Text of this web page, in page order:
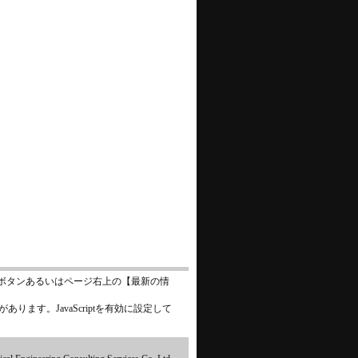
ンあるいはページ右上の【最新の情
ります。JavaScriptを有効に設定して